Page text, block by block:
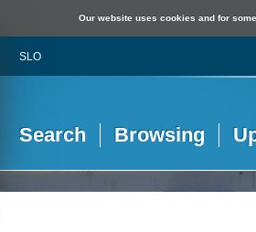
Our website uses cookies and for
SLO
Search Browsing